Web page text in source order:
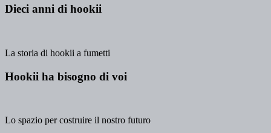
Dieci anni di hookii
La storia di hookii a fumetti
Hookii ha bisogno di voi
Lo spazio per costruire il nostro futuro